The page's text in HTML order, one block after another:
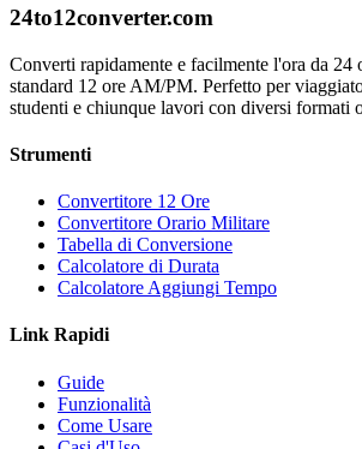
24to12converter.com
Converti rapidamente e facilmente l'ora da 24
standard 12 ore AM/PM. Perfetto per
studenti e chiunque lavori con diversi formati
Strumenti
Convertitore 12 Ore
Convertitore Orario Militare
Tabella di Conversione
Calcolatore di Durata
Calcolatore Aggiungi Tempo
Link Rapidi
Guide
Funzionalità
Come Usare